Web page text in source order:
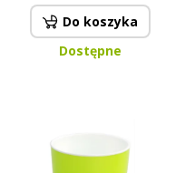
Do koszyka
Dostępne